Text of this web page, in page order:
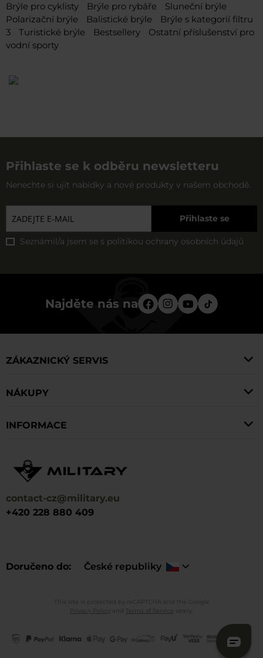
Brýle pro cyklisty
Brýle pro rybáře
Sluneční brýle
Polarizační brýle
Balistické brýle
Brýle s kategorií filtru
3
Turistické brýle Bestsellery
Ostatní příslušenství pro
vodní sporty
Přihlaste se k odběru newsletteru
Nenechte si ujít nabídky a nové produkty v našem obchodě.
Přihlaste se
Seznámil/a jsem se s politikou ochrany osobních údajů
Najděte nás na
contact-cz@military.eu
+420 228 880 409
Doručeno do České republiky
ZÁKAZNICKÝ SERVIS
NÁKUPY
INFORMACE
This site is protected by reCAPTCHA and the Google
Privacy Policy
and Terms of Service apply.